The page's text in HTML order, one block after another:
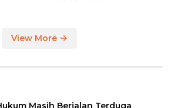
View More
Masih Berjalan Terduga